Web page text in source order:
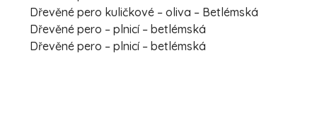
Dřevěné pero kuličkové – oliva – Betlémská
Dřevěné pero – plnicí – betlémská
Dřevěné pero – plnicí – betlémská